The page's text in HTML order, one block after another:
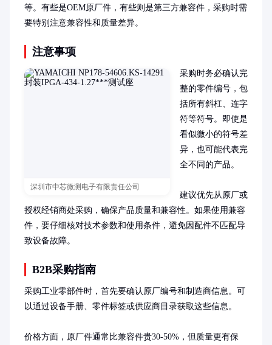
等。有些是OEM原厂件，有些则是第三方兼容件，采购时需
要特别注意兼容性和质量差异。
注意事项
深圳市中芯微测电子有限责任公司
采购时务必确认完
整的零件编号，包
括所有斜杠、连字
符等符号。即使是
看似微小的符号差
异，也可能代表完
全不同的产品。
建议优先从原厂或
授权经销商处采购，确保产品质量和兼容性。如果使用兼容
件，要仔细核对技术参数和使用条件，避免因配件不匹配导
致设备故障。
B2B采购指南
采购工业零部件时，首先要确认原厂编号和制造商信息。可
以通过设备手册、零件标签或供应商目录获取这些信息。
价格方面，原厂件通常比兼容件贵30-50%，但质量更有保